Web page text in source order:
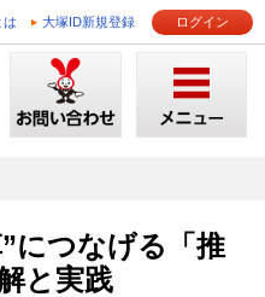
は 大塚ID新規登録 ログイン
につなげる「推
と実践